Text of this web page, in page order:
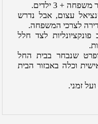
עצום, אבל נדרש
לצרכי המשפחה.
לצד חלל
שנבחר בבית החל
וכלה באבזור הבית
זמני.